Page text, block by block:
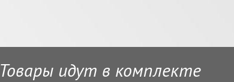
Товары идут в комплекте